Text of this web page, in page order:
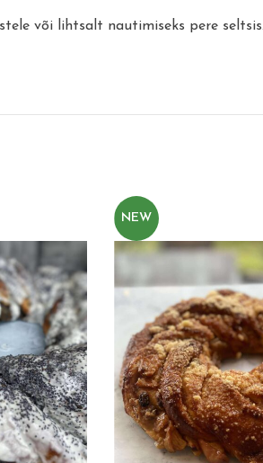
või lihtsalt nautimiseks pere
NEW